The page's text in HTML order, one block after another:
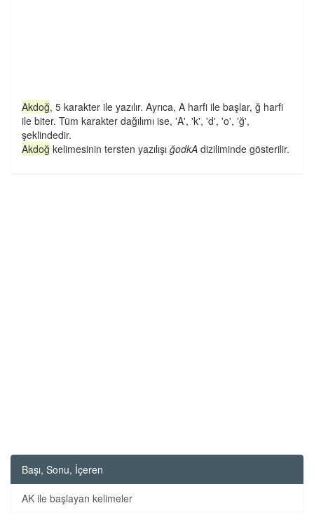
Akdoğ, 5 karakter ile yazılır. Ayrıca, A harfi ile başlar, ğ harfi
ile biter. Tüm karakter dağılımı ise, 'A', 'k', 'd', 'o', 'ğ',
şeklindedir.
Akdoğ kelimesinin tersten yazılışı ğodkA diziliminde gösterilir.
Başı, Sonu, İçeren
AK ile başlayan kelimeler